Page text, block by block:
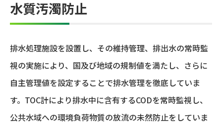
水質汚濁防止
排水処理施設を設置し、その維持管理、排出水の常時監
視の実施により、国及び地域の規制値を満たし、さらに
自主管理値を設定することで排水管理を徹底していま
す。TOC計により排水中に含有するCODを常時監視し、
公共水域への環境負荷物質の放流の未然防止をしていま